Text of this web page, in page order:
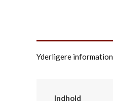
Yderligere information
Indhold